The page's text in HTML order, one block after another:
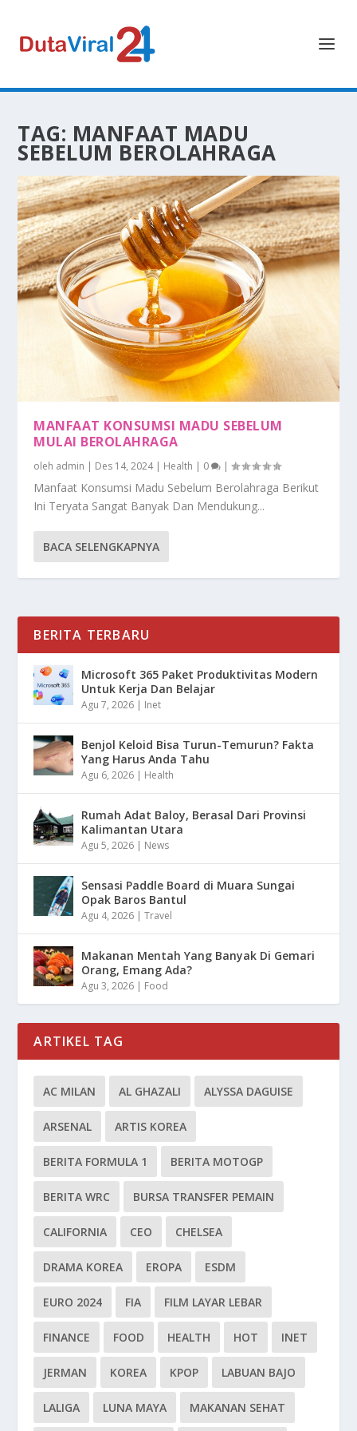
TAG: MANFAAT MADU
SEBELUM BEROLAHRAGA
MANFAAT KONSUMSI MADU SEBELUM
MULAI BEROLAHRAGA
oleh admin | Des 14, 2024| Health | 0 |
Manfaat Konsumsi Madu Sebelum Berolahraga Berikut
Ini Teryata Sangat Banyak Dan Mendukung...
BACA SELENGKAPNYA
BERITA TERBARU
Microsoft 365 Paket Produktivitas Modern
Untuk Kerja Dan Belajar
Agu 7, 2026 | Inet
Benjol Keloid Bisa Turun-Temurun? Fakta
Yang Harus Anda Tahu
Agu 6, 2026 | Health
Rumah Adat Baloy, Berasal Dari Provinsi
Kalimantan Utara
Agu 5, 2026 | News
Sensasi Paddle Board di Muara Sungai
Opak Baros Bantul
Agu 4, 2026 |Travel
Makanan Mentah Yang Banyak Di Gemari
Orang, Emang Ada?
Agu 3, 2026 | Food
ARTIKEL TAG
AC MILAN AL GHAZALI ALYSSA DAGUISE
ARSENAL ARTIS KOREA
BERITA FORMULA 1 BERITA MOTOGP
BERITA WRC BURSA TRANSFER PEMAIN
CALIFORNIA CEO CHELSEA
DRAMA KOREA EROPA ESDM
EURO 2024 FIA FILM LAYAR LEBAR
FINANCE FOOD HEALTH HOT INET
JERMAN KOREA KPOP LABUAN BAJO
LALIGA LUNA MAYA MAKANAN SEHAT